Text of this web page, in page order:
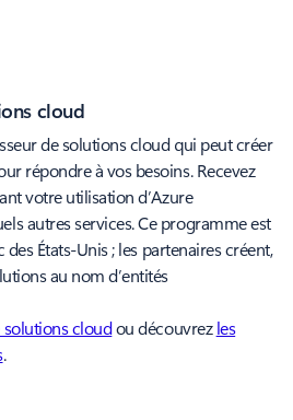
cloud
de solutions cloud qui peut créer
répondre à vos besoins. Recevez
votre utilisation d’Azure
autres services. Ce programme est
États-Unis ; les partenaires créent,
au nom d’entités
cloudou découvrezles
.